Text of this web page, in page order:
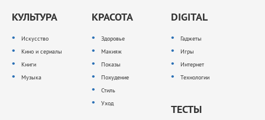
КУЛЬТУРА
Искусство
Кино и сериалы
Книги
Музыка
КРАСОТА
Здоровье
Макияж
Показы
Похудение
Стиль
Уход
DIGITAL
Гаджеты
Игры
Интернет
Технологии
ТЕСТЫ